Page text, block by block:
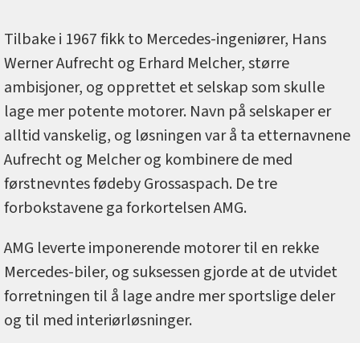
Tilbake i 1967 fikk to Mercedes-ingeniører, Hans
Werner Aufrecht og Erhard Melcher, større
ambisjoner, og opprettet et selskap som skulle
lage mer potente motorer. Navn på selskaper er
alltid vanskelig, og løsningen var å ta etternavnene
Aufrecht og Melcher og kombinere de med
førstnevntes fødeby Grossaspach. De tre
forbokstavene ga forkortelsen AMG.
AMG leverte imponerende motorer til en rekke
Mercedes-biler, og suksessen gjorde at de utvidet
forretningen til å lage andre mer sportslige deler
og til med interiørløsninger.